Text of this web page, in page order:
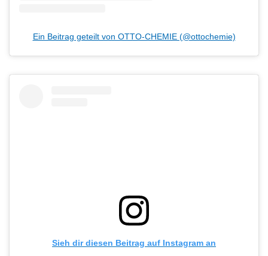
Ein Beitrag geteilt von OTTO-CHEMIE (@ottochemie)
Sieh dir diesen Beitrag auf Instagram an